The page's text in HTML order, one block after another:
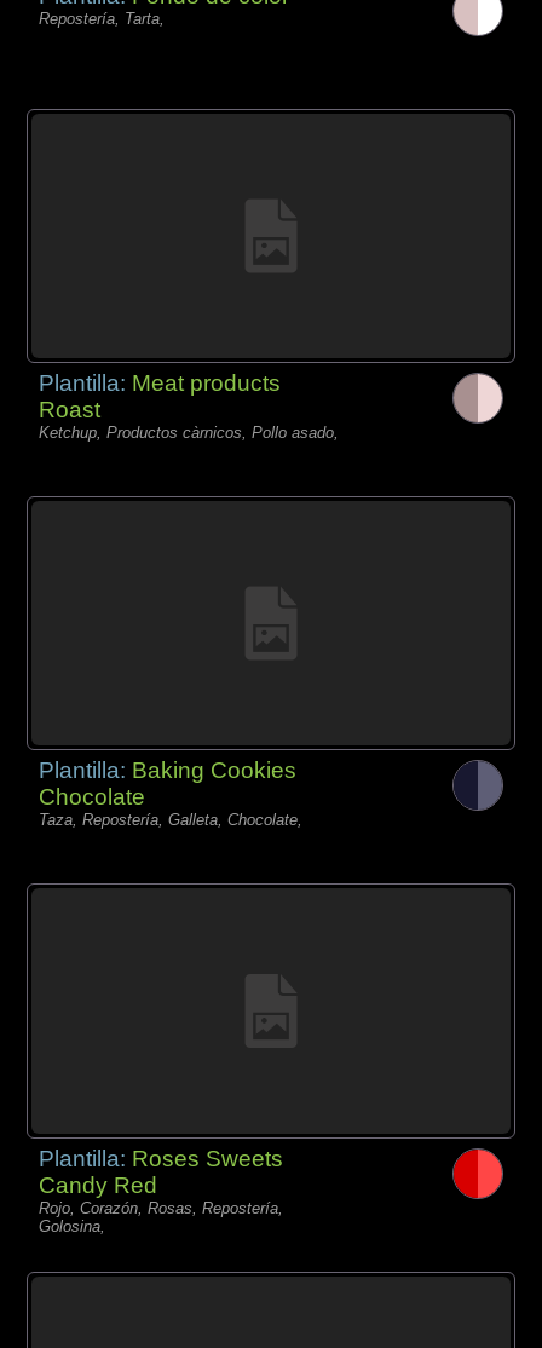
Repostería, Tarta,
Plantilla: Meat products
Roast
Ketchup, Productos càrnicos, Pollo asado,
Plantilla: Baking Cookies
Chocolate
Taza, Repostería, Galleta, Chocolate,
Plantilla: Roses Sweets
Candy Red
Rojo, Corazón, Rosas, Repostería,
Golosina,